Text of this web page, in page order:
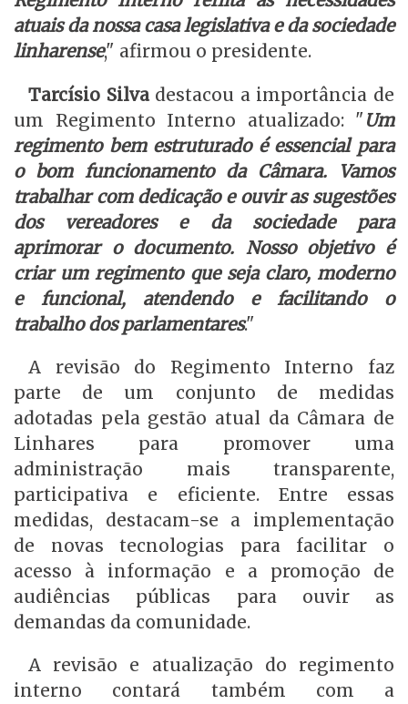
atuais da nossa casa legislativa e da sociedade
linharense," afirmou o presidente.
Tarcísio Silvadestacou a importância de
um Regimento Interno atualizado: " Um
regimento bem estruturado é essencial para
o bom funcionamento da Câmara. Vamos
trabalhar com dedicação e ouvir as sugestões
dos vereadores e da sociedade para
aprimorar o documento. Nosso objetivo é
criar um regimento que seja claro, moderno
e funcional, atendendo e facilitando o
trabalho dos parlamentares."
A revisão do Regimento Interno faz
parte de um conjunto de medidas
adotadas pela gestão atual da Câmara de
Linhares para promover uma
administração mais transparente,
participativa e eficiente. Entre essas
medidas, destacam-se a implementação
de novas tecnologias para facilitar o
acesso à informação e a promoção de
audiências públicas para ouvir as
demandas da comunidade.
A revisão e atualização do regimento
interno contará também com a